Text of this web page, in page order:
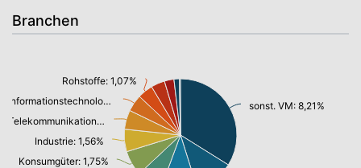
Branchen
sonst. VM: 8,21%
Konsumgüter: 1,75%
Industrie: 1,56%
Telekommunikationsdienste, Breitband Internet: 1,34%
Informationstechnologie: 1,17%
Rohstoffe: 1,07%